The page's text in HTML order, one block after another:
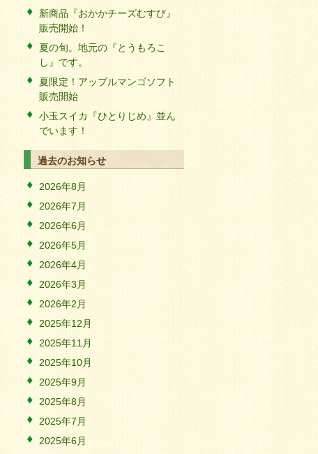
新商品『おかかチーズむすび』
販売開始！
夏の旬。地元の『とうもろこ
し』です。
夏限定！アップルマンゴソフト
販売開始
小玉スイカ『ひとりじめ』並ん
でいます！
過去のお知らせ
2026年8月
2026年7月
2026年6月
2026年5月
2026年4月
2026年3月
2026年2月
2025年12月
2025年11月
2025年10月
2025年9月
2025年8月
2025年7月
2025年6月